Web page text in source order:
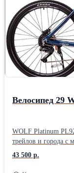
Велосипед 29
WOLF Platinum
трейлов и города с
гасящей вибрации
группсетом Shimano
любых условиях и
43 500 р.